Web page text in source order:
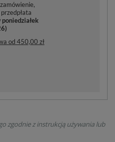
poniedziałek
od450,00 zł
zgodnie z instrukcją używania lub